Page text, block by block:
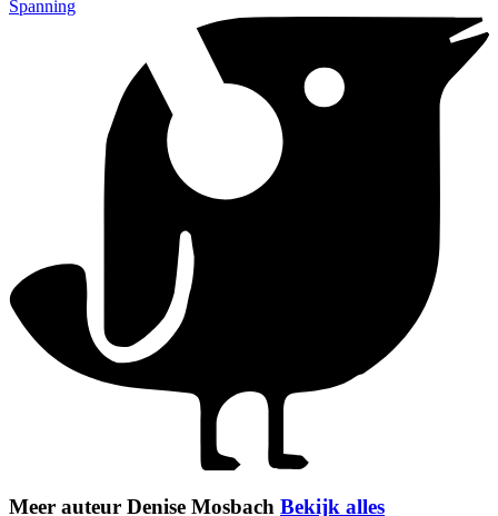
Spanning
Meer auteur Denise Mosbach Bekijk alles